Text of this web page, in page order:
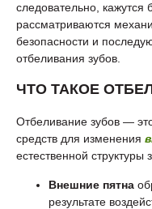
следовательно, кажутся
рассматриваются
безопасности и
отбеливания зубов.
ЧТО ТАКОЕ
Отбеливание зубов —
средств для изменения
естественной структуры
Внешние пятна
результате